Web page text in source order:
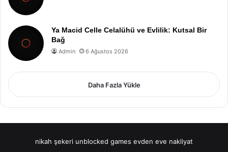
Ya Macid Celle Celalühü ve Evlilik: Kutsal Bir
Bağ
Admin 6 Ağustos 2026
Daha Fazla Yükle
nikah şekeri unblocked games evden eve nakliyat